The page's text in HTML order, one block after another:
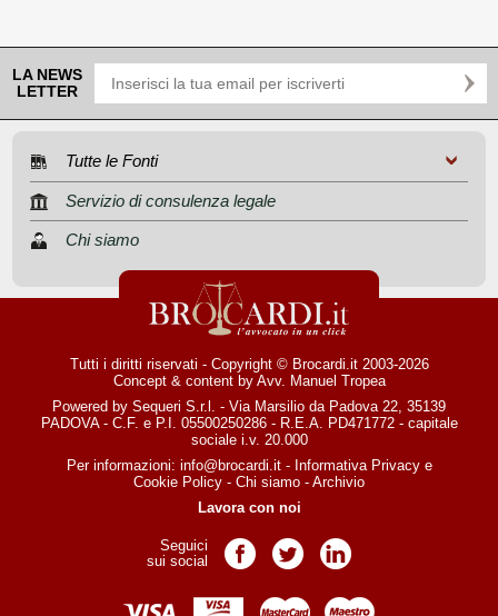
LA NEWS
LETTER
Tutte le Fonti
Servizio di consulenza legale
Chi siamo
Tutti i diritti riservati - Copyright © Brocardi.it 2003-2026
Concept & content by Avv. Manuel Tropea
Powered by Sequeri S.r.l. - Via Marsilio da Padova 22, 35139
PADOVA - C.F. e P.I. 05500250286 - R.E.A. PD471772 - capitale
sociale i.v. 20.000
Per informazioni: info@brocardi.it- Informativa Privacye
Cookie Policy - Chi siamo - Archivio
Lavora con noi
Seguici
sui social
Pagina Facebook
Pagina TwitterPagina LinkedIn